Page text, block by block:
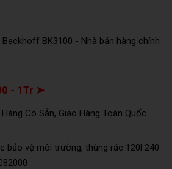
BK3100 - Nhà bán hàng chính
- 1Tr ➤
Có Sẵn, Giao Hàng Toàn Quốc
bảo vệ môi trường, thùng rác 120l 240